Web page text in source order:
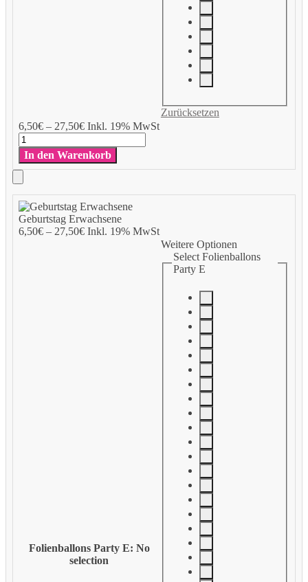
Add
to
Cart
6,50€– 27,50€Inkl. 19% MwSt
Zurücksetzen
Geburtstag
Erwachsene
Menge
In den Warenkorb
Add
to
Cart
Geburtstag Erwachsene
6,50€– 27,50€Inkl. 19% MwSt
Folienballons Party E: No
selection
Weitere Optionen
Select Folienballons
Party E